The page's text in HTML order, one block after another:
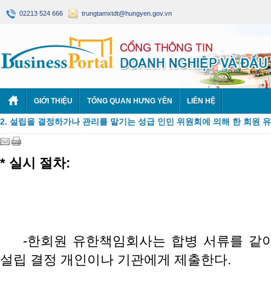
02213 524 666 trungtamxtdt@hungyen.gov.vn
GIỚI THIỆU TỔNG QUAN HƯNG YÊN LIÊN HỆ
2. 설립을 결정하가나 관리를 맡기는 성급 인민 위원회에 의해 한 회원
* 실시 절차:
-한회원 유한책임회사는 합병 서류를 같
설립 결정 개인이나 기관에게 제출한다.